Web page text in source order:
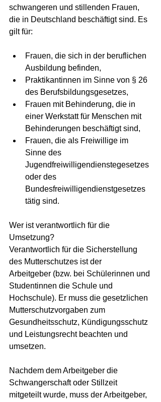
schwangeren und stillenden Frauen,
die in Deutschland beschäftigt sind. Es
gilt für:
Frauen, die sich in der beruflichen
Ausbildung befinden,
Praktikantinnen im Sinne von § 26
des Berufsbildungsgesetzes,
Frauen mit Behinderung, die in
einer Werkstatt für Menschen mit
Behinderungen beschäftigt sind,
Frauen, die als Freiwillige im
Sinne des
Jugendfreiwilligendienstegesetzes
oder des
Bundesfreiwilligendienstgesetzes
tätig sind.
Wer ist verantwortlich für die
Umsetzung?
Verantwortlich für die Sicherstellung
des Mutterschutzes ist der
Arbeitgeber (bzw. bei Schülerinnen und
Studentinnen die Schule und
Hochschule). Er muss die gesetzlichen
Mutterschutzvorgaben zum
Gesundheitsschutz, Kündigungsschutz
und Leistungsrecht beachten und
umsetzen.
Nachdem dem Arbeitgeber die
Schwangerschaft oder Stillzeit
mitgeteilt wurde, muss der Arbeitgeber,